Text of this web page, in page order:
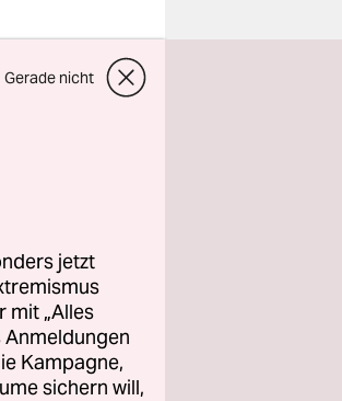
Gerade nicht
jetzt
mit „Alles
Anmeldungen
Kampagne,
sichern will,